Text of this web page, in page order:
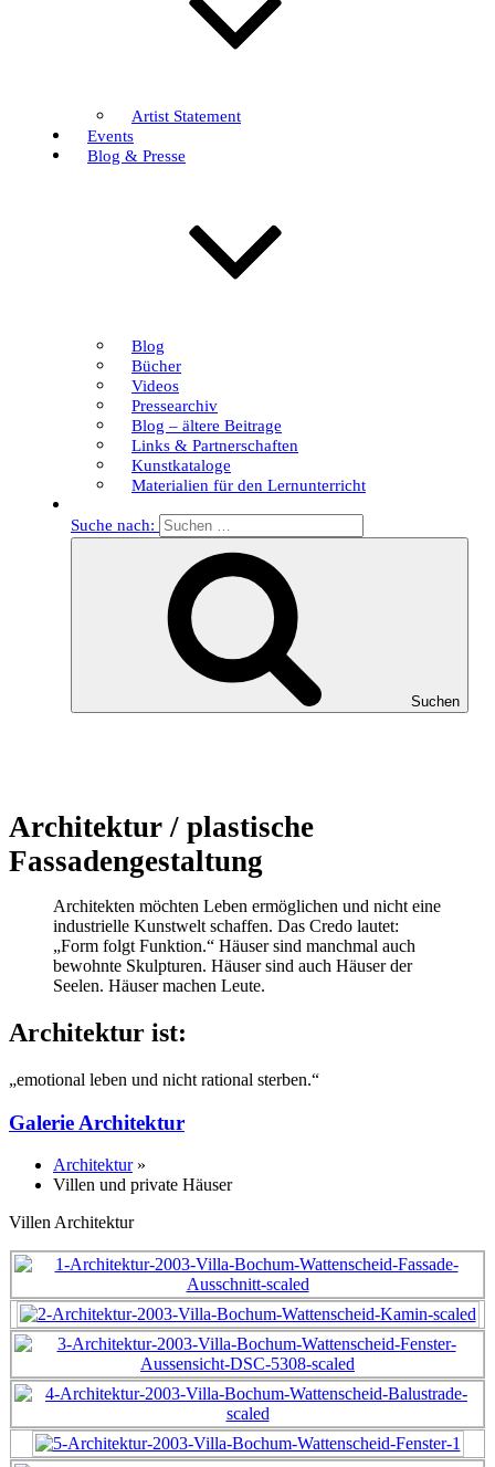
Artist Statement
Events
Blog & Presse
Blog
Bücher
Videos
Pressearchiv
Blog – ältere Beitrage
Links & Partnerschaften
Kunstkataloge
Materialien für den Lernunterricht
Suche nach:
Suchen
Architektur / plastische
Fassadengestaltung
Architekten möchten Leben ermöglichen und nicht eine
industrielle Kunstwelt schaffen. Das Credo lautet:
„Form folgt Funktion.“ Häuser sind manchmal auch
bewohnte Skulpturen. Häuser sind auch Häuser der
Seelen. Häuser machen Leute.
Architektur ist:
„emotional leben und nicht rational sterben.“
Galerie Architektur
Architektur »
Villen und private Häuser
Villen Architektur